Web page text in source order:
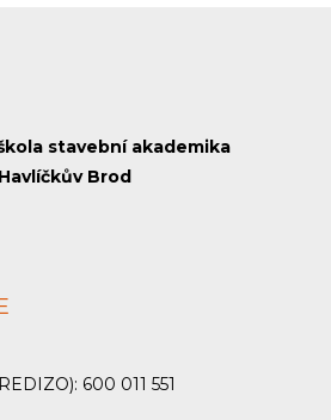
stavební akademika
Brod
600 011 551